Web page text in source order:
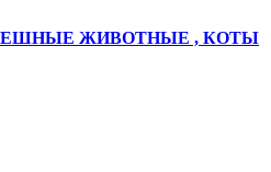
ЖИВОТНЫЕ , КОТЫ